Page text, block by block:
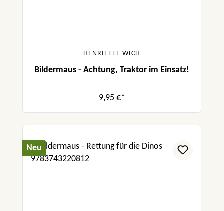
HENRIETTE WICH
Bildermaus - Achtung, Traktor im Einsatz!
9,95 €*
Neu